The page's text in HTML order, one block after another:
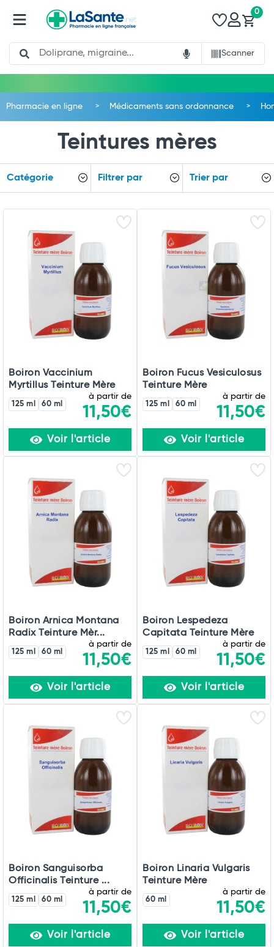
Search
Scanner
0
Total
Commander
Pharmacie en ligne Médicaments sans ordonnance
Teintures mères
Catégorie Filtrer par Trier par
Boiron Vaccinium
Myrtillus Teinture Mère
125 ml 60 ml
à partir de
11,50€
Voir l'article
Boiron Fucus Vesiculosus
Teinture Mère
125 ml 60 ml
à partir de
11,50€
Voir l'article
Boiron Arnica Montana
Radix Teinture Mèr...
125 ml 60 ml
à partir de
11,50€
Voir l'article
Boiron Lespedeza
Capitata Teinture Mère
125 ml 60 ml
à partir de
11,50€
Voir l'article
Boiron Sanguisorba
Officinalis Teinture ...
125 ml 60 ml
à partir de
11,50€
Voir l'article
Boiron Linaria Vulgaris
Teinture Mère
60 ml
à partir de
11,50€
Voir l'article